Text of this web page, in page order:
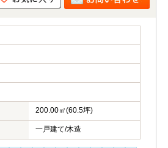
200.00㎡(60.5坪)
一戸建て/木造